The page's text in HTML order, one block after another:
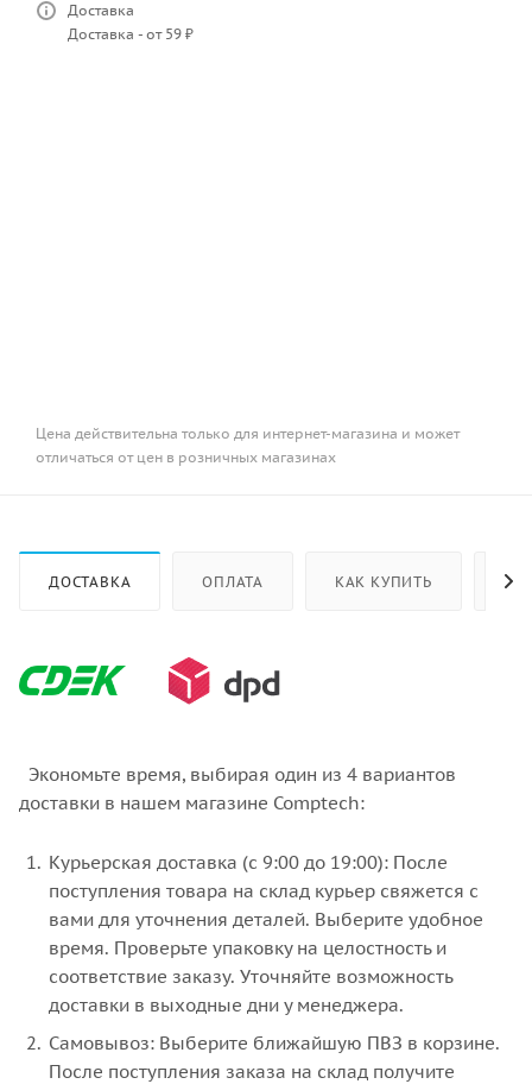
Доставка
Доставка - от 59 ₽
Цена действительна только для интернет-магазина и может
отличаться от цен в розничных магазинах
ДОСТАВКА ОПЛАТА КАК КУПИТЬ
Экономьте время, выбирая один из 4 вариантов
доставки в нашем магазине Comptech:
Курьерская доставка (с 9:00 до 19:00): После
поступления товара на склад курьер свяжется с
вами для уточнения деталей. Выберите удобное
время. Проверьте упаковку на целостность и
соответствие заказу. Уточняйте возможность
доставки в выходные дни у менеджера.
Самовывоз: Выберите ближайшую ПВЗ в корзине.
После поступления заказа на склад получите